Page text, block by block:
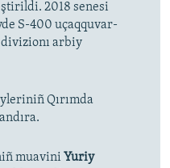
2018 senesi
S-400 uçaqquvar-
arbiy
Qırımda
muavini Yuriy